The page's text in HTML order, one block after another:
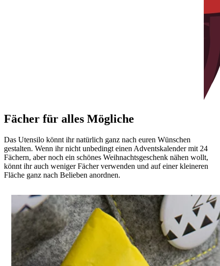
Fächer für alles Mögliche
Das Utensilo könnt ihr natürlich ganz nach euren Wünschen
gestalten. Wenn ihr nicht unbedingt einen Adventskalender mit 24
Fächern, aber noch ein schönes Weihnachtsgeschenk nähen wollt,
könnt ihr auch weniger Fächer verwenden und auf einer kleineren
Fläche ganz nach Belieben anordnen.